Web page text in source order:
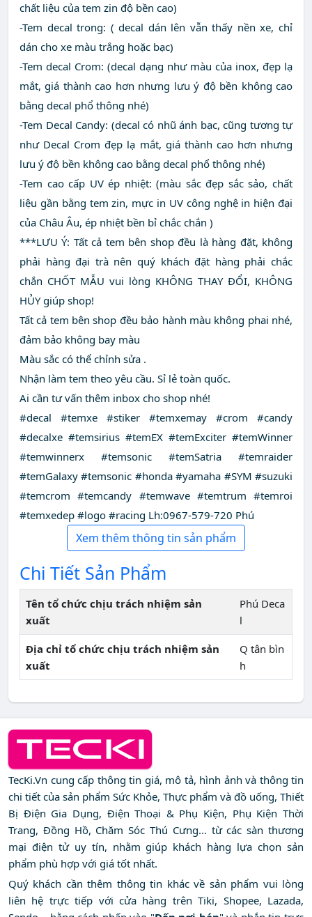
chất liệu của tem zin độ bền cao)
-Tem decal trong: ( decal dán lên vẫn thấy nền xe, chỉ
dán cho xe màu trắng hoặc bạc)
-Tem decal Crom: (decal dạng như màu của inox, đẹp lạ
mắt, giá thành cao hơn nhưng lưu ý độ bền không cao
bằng decal phổ thông nhé)
-Tem Decal Candy: (decal có nhũ ánh bạc, cũng tương tự
như Decal Crom đẹp lạ mắt, giá thành cao hơn nhưng
lưu ý độ bền không cao bằng decal phổ thông nhé)
-Tem cao cấp UV ép nhiệt: (màu sắc đẹp sắc sảo, chất
liệu gần bằng tem zin, mực in UV công nghệ in hiện đại
của Châu Âu, ép nhiệt bền bỉ chắc chắn )
***LƯU Ý: Tất cả tem bên shop đều là hàng đặt, không
phải hàng đại trà nên quý khách đặt hàng phải chắc
chắn CHỐT MẪU vui lòng KHÔNG THAY ĐỔI, KHÔNG
HỦY giúp shop!
Tất cả tem bên shop đều bảo hành màu không phai nhé,
đảm bảo không bay màu
Màu sắc có thể chỉnh sửa .
Nhận làm tem theo yêu cầu. Sỉ lẻ toàn quốc.
Ai cần tư vấn thêm inbox cho shop nhé!
#decal #temxe #stiker #temxemay #crom #candy
#decalxe #temsirius #temEX #temExciter #temWinner
#temwinnerx #temsonic #temSatria #temraider
#temGalaxy #temsonic #honda #yamaha #SYM #suzuki
#temcrom #temcandy #temwave #temtrum #temroi
#temxedep #logo #racing Lh:0967-579-720 Phú
Xem thêm thông tin sản phẩm
Chi Tiết Sản Phẩm
Tên tổ chức chịu trách nhiệm sản
xuất
Phú Deca
l
Địa chỉ tổ chức chịu trách nhiệm sản
xuất
Q tân bìn
h
TecKi.Vn cung cấp thông tin giá, mô tả, hình ảnh và thông tin
chi tiết của sản phẩm Sức Khỏe, Thực phẩm và đồ uống, Thiết
Bị Điện Gia Dụng, Điện Thoại & Phụ Kiện, Phụ Kiện Thời
Trang, Đồng Hồ, Chăm Sóc Thú Cưng... từ các sàn thương
mại điện tử uy tín, nhằm giúp khách hàng lựa chọn sản
phẩm phù hợp với giá tốt nhất.
Quý khách cần thêm thông tin khác về sản phẩm vui lòng
liên hệ trực tiếp với cửa hàng trên Tiki, Shopee, Lazada,